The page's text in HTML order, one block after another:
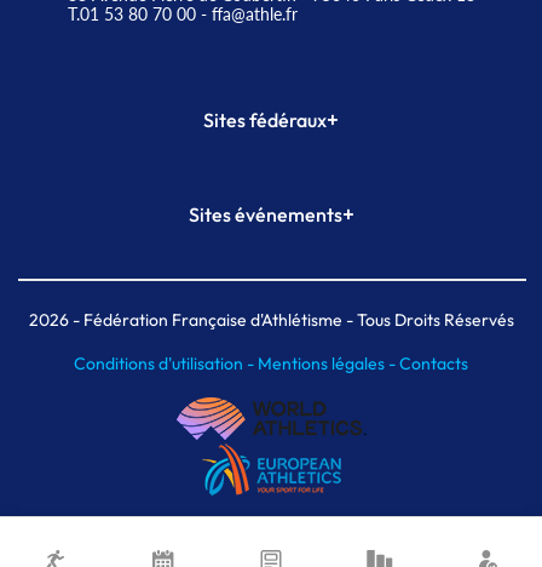
T.01 53 80 70 00- ffa@athle.fr
Sites fédéraux+
Plateforme Formation
Sites événements+
Meeting de Paris indoor
MAIF Ekiden de Paris
2026- Fédération Française d'Athlétisme - Tous Droits Réservés
Conditions d'utilisation - Mentions légales -Contacts